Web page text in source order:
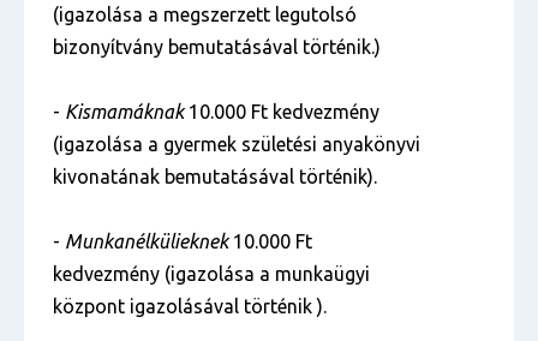
(igazolása a megszerzett legutolsó
bizonyítvány bemutatásával történik.)
- Kismamáknak10.000 Ft kedvezmény
(igazolása a gyermek születési anyakönyvi
kivonatának bemutatásával történik).
- Munkanélkülieknek10.000 Ft
kedvezmény (igazolása a munkaügyi
központ igazolásával történik ).